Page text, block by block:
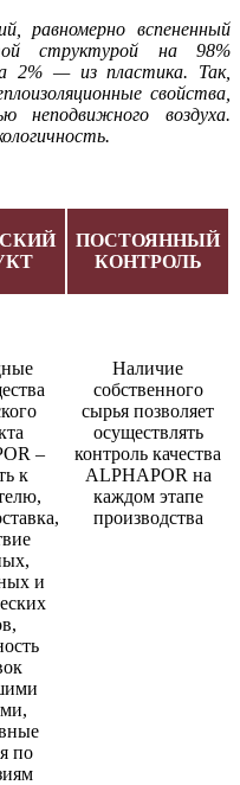
равномерно вспененный
структурой на 98%
2% — из пластика. Так,
свойства,
неподвижного воздуха.
ПОСТОЯННЫЙ
КОНТРОЛЬ
–
к
и
по
Наличие
собственного
сырья позволяет
осуществлять
контроль качества
ALPHAPOR на
каждом этапе
производства